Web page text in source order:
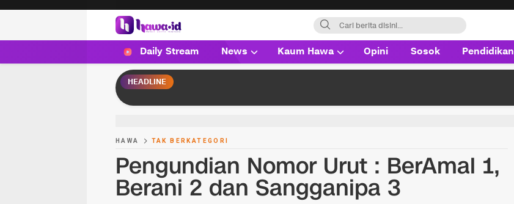
HAWA
Haluan Wanita Indonesia
Daily Stream News Kaum Hawa Opini Sosok Pendidikan
HEADLINE
HAWA TAK BERKATEGORI
Pengundian Nomor Urut : BerAmal 1,
Berani 2 dan Sangganipa 3